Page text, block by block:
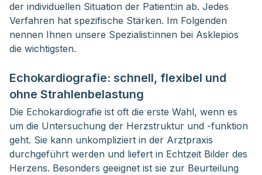
der individuellen Situation der Patient:in ab. Jedes
Verfahren hat spezifische Stärken. Im Folgenden
nennen Ihnen unsere Spezialist:innen bei Asklepios
die wichtigsten.
Echokardiografie: schnell, flexibel und
ohne Strahlenbelastung
Die Echokardiografie ist oft die erste Wahl, wenn es
um die Untersuchung der Herzstruktur und -funktion
geht. Sie kann unkompliziert in der Arztpraxis
durchgeführt werden und liefert in Echtzeit Bilder des
Herzens. Besonders geeignet ist sie zur Beurteilung